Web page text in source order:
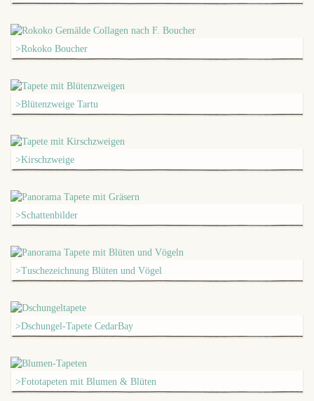
>Rokoko Boucher
>Blütenzweige Tartu
>Kirschzweige
>Schattenbilder
>Tuschezeichnung Blüten und Vögel
>Dschungel-Tapete CedarBay
>Fototapeten mit Blumen & Blüten